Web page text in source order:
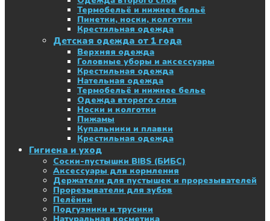
Термобельё и нижнее бельё
Пинетки, носки, колготки
Крестильная одежда
Детская одежда от 1 года
Верхняя одежда
Головные уборы и аксессуары
Крестильная одежда
Нательная одежда
Термобельё и нижнее белье
Одежда второго слоя
Носки и колготки
Пижамы
Купальники и плавки
Крестильная одежда
Гигиена и уход
Соски-пустышки BIBS (БИБС)
Аксессуары для кормления
Держатели для пустышек и прорезывателей
Прорезыватели для зубов
Пелёнки
Подгузники и трусики